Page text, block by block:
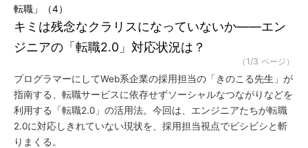
キミは残念なクラリスになっていないか――エン
ジニアの「転職2.0」対応状況は？
転職」（4）
（1/3 ページ）
プログラマーにしてWeb系企業の採用担当の「きのこる先生」が
指南する、転職サービスに依存せずソーシャルなつながりなどを
利用する「転職2.0」の活用法。今回は、エンジニアたちが転職
2.0に対応しきれていない現状を、採用担当視点でビシビシと斬
りまくる。